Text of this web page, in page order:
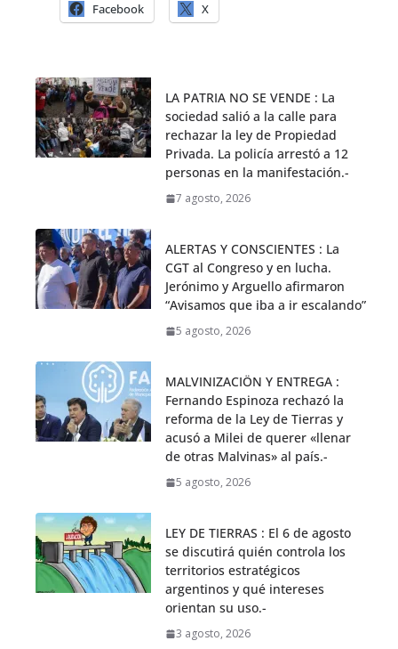
Facebook X
LA PATRIA NO SE VENDE : La
sociedad salió a la calle para
rechazar la ley de Propiedad
Privada. La policía arrestó a 12
personas en la manifestación.-
7 agosto, 2026
ALERTAS Y CONSCIENTES : La
CGT al Congreso y en lucha.
Jerónimo y Arguello afirmaron
“Avisamos que iba a ir escalando”
5 agosto, 2026
MALVINIZACIÖN Y ENTREGA :
Fernando Espinoza rechazó la
reforma de la Ley de Tierras y
acusó a Milei de querer «llenar
de otras Malvinas» al país.-
5 agosto, 2026
LEY DE TIERRAS : El 6 de agosto
se discutirá quién controla los
territorios estratégicos
argentinos y qué intereses
orientan su uso.-
3 agosto, 2026